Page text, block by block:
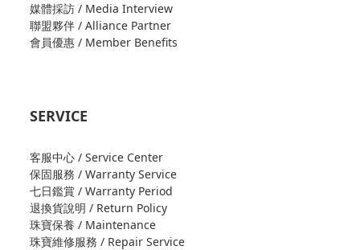
媒體採訪 / Media Interview
聯盟夥伴 / Alliance Partner
會員優惠 / Member Benefits
SERVICE
客服中心 / Service Center
保固服務 / Warranty Service
七日鑑賞 / Warranty Period
退換貨說明 / Return Policy
珠寶保養 / Maintenance
珠寶維修服務 / Repair Service